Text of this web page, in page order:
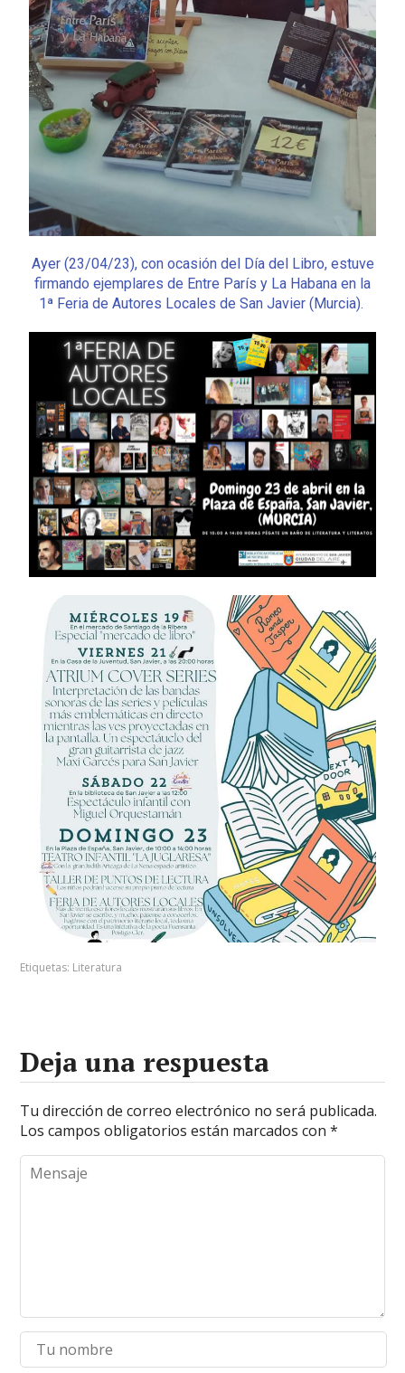
Ayer (23/04/23), con ocasión del Día del Libro, estuve
firmando ejemplares de Entre París y La Habana en la
1ª Feria de Autores Locales de San Javier (Murcia).
Etiquetas: Literatura
Deja una respuesta
Tu dirección de correo electrónico no será publicada.
Los campos obligatorios están marcados con*